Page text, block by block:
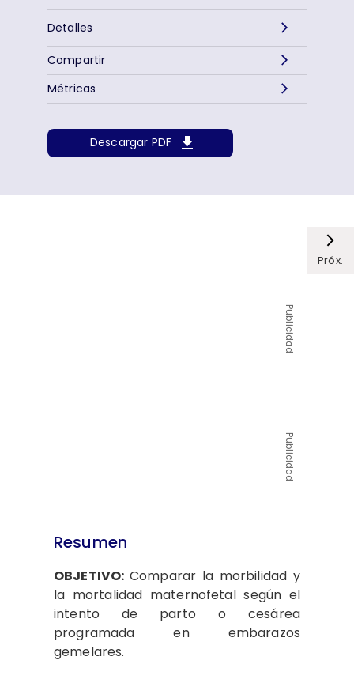
Detalles
Descargar PDF
Métricas
Compartir
Próx.
Publicidad
Publicidad
Resumen
OBJETIVO: Comparar la morbilidad y
la mortalidad maternofetal según el
intento de parto o cesárea
programada en embarazos
gemelares.